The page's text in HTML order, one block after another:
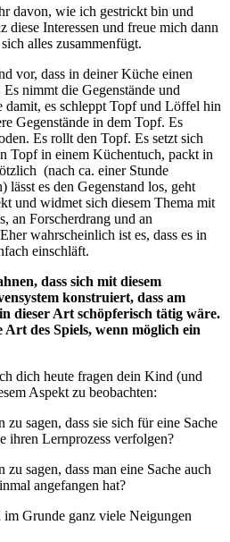
davon, wie ich gestrickt bin und
diese Interessen und freue mich dann
alles zusammenfügt.
vor, dass in deiner Küche einen
nimmt die Gegenstände und
damit, es schleppt Topf und Löffel hin
Gegenstände in dem Topf. Es
Es rollt den Topf. Es setzt sich
Topf in einem Küchentuch, packt in
(nach ca. einer Stunde
lässt es den Gegenstand los, geht
und widmet sich diesem Thema mit
an Forscherdrang und an
wahrscheinlich ist es, dass es in
einschläft.
dass sich mit diesem
konstruiert, dass am
dieser Art schöpferisch tätig wäre.
Art des Spiels, wenn möglich ein
dich heute fragen dein Kind (und
Aspekt zu beobachten:
sagen, dass sie sich für eine Sache
ihren Lernprozess verfolgen?
sagen, dass man eine Sache auch
angefangen hat?
Grunde ganz viele Neigungen